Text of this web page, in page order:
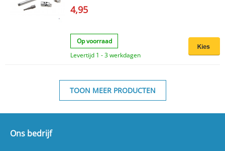
4,95
Op voorraad
Levertijd 1 - 3 werkdagen
TOON MEER PRODUCTEN
Ons bedrijf